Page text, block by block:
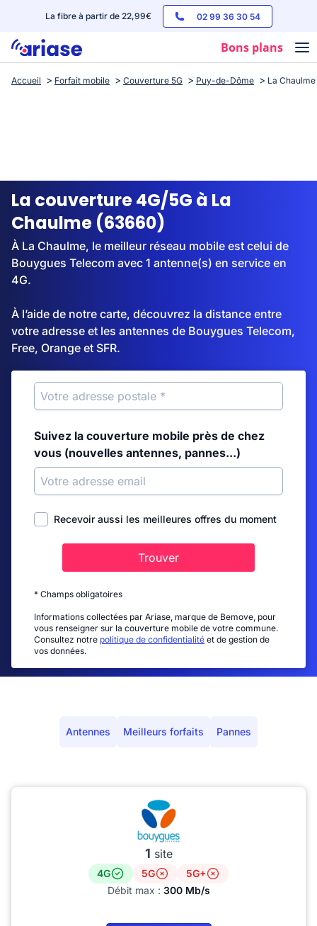
La fibre à partir de 22,99€ 02 99 36 30 54
Bons plans
Box internet
Streaming
Accueil Forfait mobile Couverture 5G Puy-de-Dôme La Chaulme
La couverture 4G/5G à La
Chaulme (63660)
À La Chaulme, le meilleur réseau mobile est celui de
Bouygues Telecom avec 1 antenne(s) en service en
4G.
À l’aide de notre carte, découvrez la distance entre
votre adresse et les antennes de Bouygues Telecom,
Free, Orange et SFR.
Suivez la couverture mobile près de chez
vous (nouvelles antennes, pannes...)
Recevoir aussi les meilleures offres du moment
Trouver
* Champs obligatoires
Informations collectées par Ariase, marque de Bemove, pour
vous renseigner sur la couverture mobile de votre commune.
Consultez notre politique de confidentialité et de gestion de
vos données.
Antennes Meilleurs forfaits Pannes
1 site
4G 5G
5G+
Débit max : 300 Mb/s